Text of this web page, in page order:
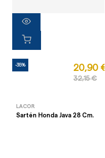
-35% 20,90 €
32,15 €
LACOR
Sartén Honda Java 28 Cm.